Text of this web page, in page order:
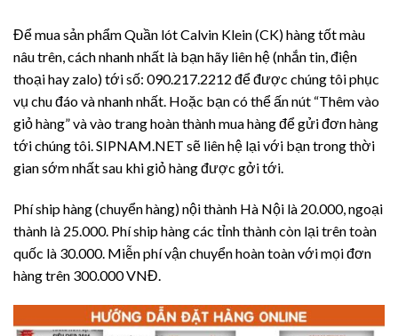
Để mua sản phẩm Quần lót Calvin Klein (CK) hàng tốt màu
nâu trên, cách nhanh nhất là bạn hãy liên hệ (nhắn tin, điện
thoại hay zalo) tới số: 090.217.2212 để được chúng tôi phục
vụ chu đáo và nhanh nhất. Hoặc bạn có thể ấn nút “Thêm vào
giỏ hàng” và vào trang hoàn thành mua hàng để gửi đơn hàng
tới chúng tôi. SIPNAM.NET sẽ liên hệ lại với bạn trong thời
gian sớm nhất sau khi giỏ hàng được gởi tới.
Phí ship hàng (chuyển hàng) nội thành Hà Nội là 20.000, ngoại
thành là 25.000. Phí ship hàng các tỉnh thành còn lại trên toàn
quốc là 30.000. Miễn phí vận chuyển hoàn toàn với mọi đơn
hàng trên 300.000 VNĐ.